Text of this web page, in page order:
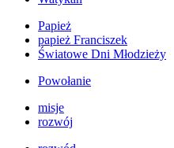
Papież
papież Franciszek
Światowe Dni Młodzieży
Powołanie
misje
rozwój